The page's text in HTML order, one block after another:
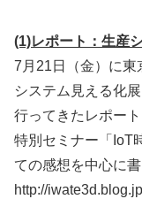
(1)レポート：生産
7月21日（金）に東
システム見える化
行ってきたレポー
特別セミナー「IoT
ての感想を中心に書
http://